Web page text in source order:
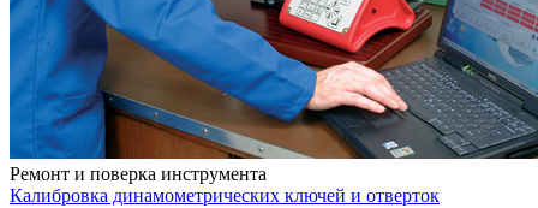
Ремонт и поверка инструмента
Калибровка динамометрических ключей и отверток